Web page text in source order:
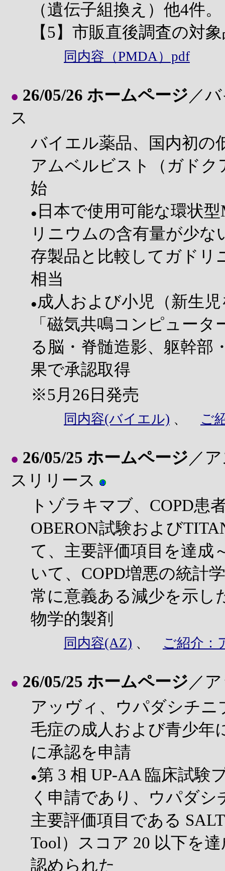
（遺伝子組換え）他4件。
【5】市販直後調査の対
同内容（PMDA）pdf
● 26/05/26 ホームページ ／
ス
バイエル薬品、国内初の
アムベルビスト（ガド
始
● 日本で使用可能な環状
リニウムの含有量が少
存製品と比較してガドリ
相当
● 成人および小児（新生
「磁気共鳴コンピュー
る脳・脊髄造影、躯幹部
果で承認取得
※5月26日発売
同内容(バイエル) 、 ご
● 26/05/25 ホームページ ／
スリリース
トゾラキマブ、COPD患
OBERON試験および
て、主要評価項目を達成
いて、COPD増悪の統計
常に意義ある減少を示し
物学的製剤
同内容(AZ) 、 ご紹介：
● 26/05/25 ホームページ ／
アッヴィ、ウパダシチ
毛症の成人および青少年
に承認を申請
●第 3 相 UP-AA 臨床試験
く申請であり、ウパダシ
主要評価項目である
Tool）スコア 20 以下を
認められた